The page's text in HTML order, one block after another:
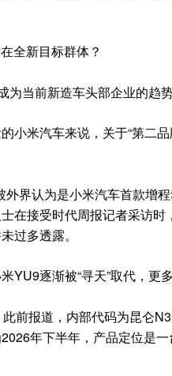
全新目标群体？
为当前新造车头部企业的趋
小米汽车来说，关于“第二
界认为是小米汽车首款增
在接受时代周报记者采访
过多透露。
YU9逐渐被“寻天”取代，更
此前报道，内部代码为昆仑
年下半年，产品定位是